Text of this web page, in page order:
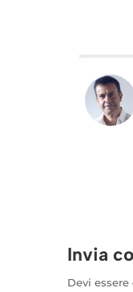
Invia
Devi essere